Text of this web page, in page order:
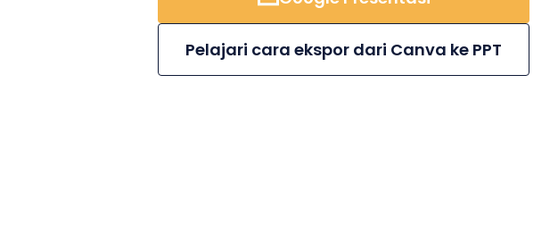
Pelajari cara ekspor dari Canva ke PPT